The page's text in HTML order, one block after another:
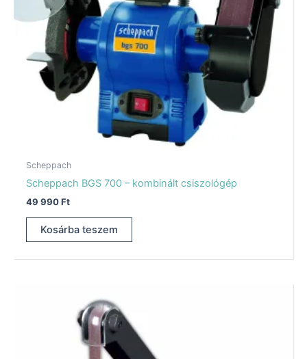
Scheppach
Scheppach BGS 700 – kombinált csiszológép
49 990Ft
Kosárba teszem